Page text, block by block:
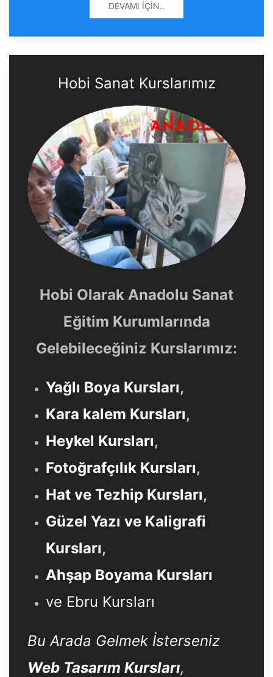
DEVAMI İÇIN..
Hobi Sanat Kurslarımız
Hobi Olarak Anadolu Sanat
Eğitim Kurumlarında
Gelebileceğiniz Kurslarımız:
Yağlı Boya Kursları,
Kara kalem Kursları,
Heykel Kursları,
Fotoğrafçılık Kursları,
Hat ve Tezhip Kursları,
Güzel Yazı ve Kaligrafi
Kursları,
Ahşap Boyama Kursları
ve Ebru Kursları
Bu Arada Gelmek İsterseniz
Web Tasarım Kursları,